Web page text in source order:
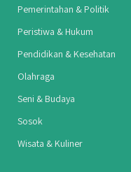
Pemerintahan & Politik
Peristiwa & Hukum
Pendidikan & Kesehatan
Olahraga
Seni & Budaya
Sosok
Wisata & Kuliner